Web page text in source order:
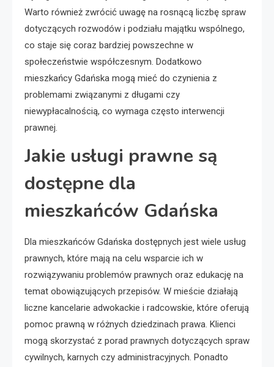
Warto również zwrócić uwagę na rosnącą liczbę spraw
dotyczących rozwodów i podziału majątku wspólnego,
co staje się coraz bardziej powszechne w
społeczeństwie współczesnym. Dodatkowo
mieszkańcy Gdańska mogą mieć do czynienia z
problemami związanymi z długami czy
niewypłacalnością, co wymaga często interwencji
prawnej.
Jakie usługi prawne są
dostępne dla
mieszkańców Gdańska
Dla mieszkańców Gdańska dostępnych jest wiele usług
prawnych, które mają na celu wsparcie ich w
rozwiązywaniu problemów prawnych oraz edukację na
temat obowiązujących przepisów. W mieście działają
liczne kancelarie adwokackie i radcowskie, które oferują
pomoc prawną w różnych dziedzinach prawa. Klienci
mogą skorzystać z porad prawnych dotyczących spraw
cywilnych, karnych czy administracyjnych. Ponadto